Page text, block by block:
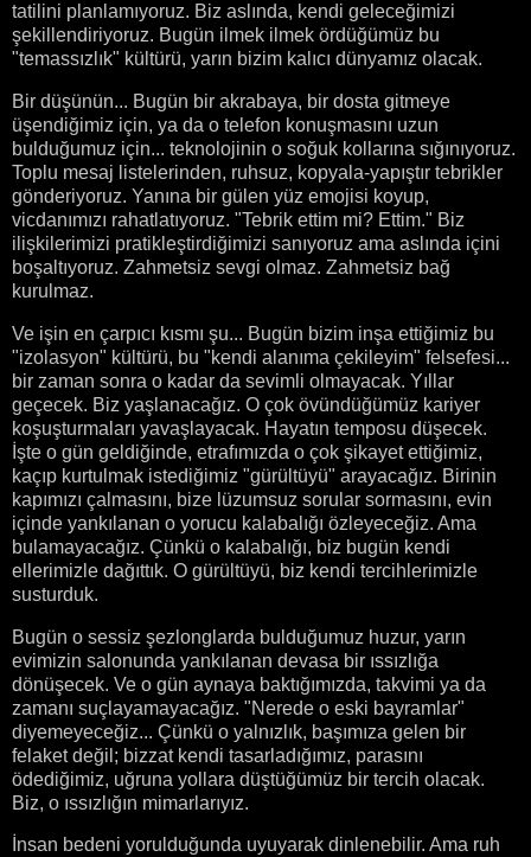
tatilini planlamıyoruz. Biz aslında, kendi geleceğimizi
şekillendiriyoruz. Bugün ilmek ilmek ördüğümüz bu
"temassızlık" kültürü, yarın bizim kalıcı dünyamız olacak.
Bir düşünün... Bugün bir akrabaya, bir dosta gitmeye
üşendiğimiz için, ya da o telefon konuşmasını uzun
bulduğumuz için... teknolojinin o soğuk kollarına sığınıyoruz.
Toplu mesaj listelerinden, ruhsuz, kopyala-yapıştır tebrikler
gönderiyoruz. Yanına bir gülen yüz emojisi koyup,
vicdanımızı rahatlatıyoruz. "Tebrik ettim mi? Ettim." Biz
ilişkilerimizi pratikleştirdiğimizi sanıyoruz ama aslında içini
boşaltıyoruz. Zahmetsiz sevgi olmaz. Zahmetsiz bağ
kurulmaz.
Ve işin en çarpıcı kısmı şu... Bugün bizim inşa ettiğimiz bu
"izolasyon" kültürü, bu "kendi alanıma çekileyim" felsefesi...
bir zaman sonra o kadar da sevimli olmayacak. Yıllar
geçecek. Biz yaşlanacağız. O çok övündüğümüz kariyer
koşuşturmaları yavaşlayacak. Hayatın temposu düşecek.
İşte o gün geldiğinde, etrafımızda o çok şikayet ettiğimiz,
kaçıp kurtulmak istediğimiz "gürültüyü" arayacağız. Birinin
kapımızı çalmasını, bize lüzumsuz sorular sormasını, evin
içinde yankılanan o yorucu kalabalığı özleyeceğiz. Ama
bulamayacağız. Çünkü o kalabalığı, biz bugün kendi
ellerimizle dağıttık. O gürültüyü, biz kendi tercihlerimizle
susturduk.
Bugün o sessiz şezlonglarda bulduğumuz huzur, yarın
evimizin salonunda yankılanan devasa bir ıssızlığa
dönüşecek. Ve o gün aynaya baktığımızda, takvimi ya da
zamanı suçlayamayacağız. "Nerede o eski bayramlar"
diyemeyeceğiz... Çünkü o yalnızlık, başımıza gelen bir
felaket değil; bizzat kendi tasarladığımız, parasını
ödediğimiz, uğruna yollara düştüğümüz bir tercih olacak.
Biz, o ıssızlığın mimarlarıyız.
İnsan bedeni yorulduğunda uyuyarak dinlenebilir. Ama ruh